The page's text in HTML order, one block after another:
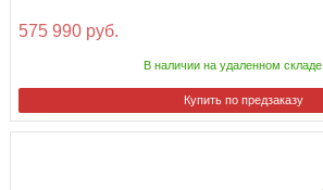
575 990 руб.
В наличии на удаленном складе
Купить по предзаказу